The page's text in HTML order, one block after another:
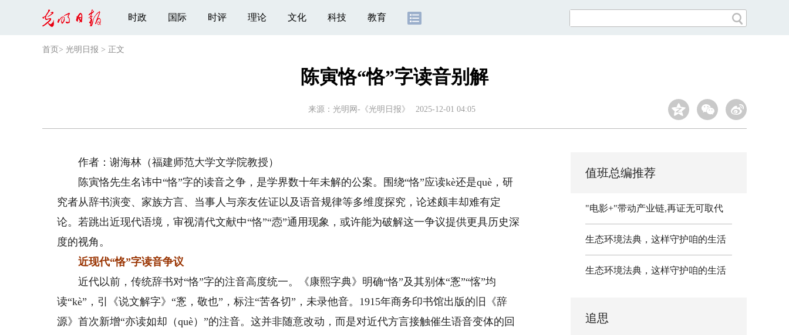
时政 国际 时评 理论 文化 科技 教育
首页 > 光明日报 > 正文
陈寅恪“恪”字读音别解
来源： 光明网-《光明日报》 2025-12-01 04:05
作者：谢海林（福建师范大学文学院教授）
陈寅恪先生名讳中“恪”字的读音之争，是学界数十年未解的公案。围绕“恪”应读kè还是què，研
究者从辞书演变、家族方言、当事人与亲友佐证以及语音规律等多维度探究，论述颇丰却难有定
论。若跳出近现代语境，审视清代文献中“恪”“悫”通用现象，或许能为破解这一争议提供更具历史深
度的视角。
近现代“恪”字读音争议
近代以前，传统辞书对“恪”字的注音高度统一。《康熙字典》明确“恪”及其别体“愙”“愘”均
读“kè”，引《说文解字》“愙，敬也”，标注“苦各切”，未录他音。1915年商务印书馆出版的旧《辞
源》首次新增“亦读如却（què）”的注音。这并非随意改动，而是对近代方言接触催生语音变体的回
值班总编推荐
"电影+"带动产业链,再证无可取代
生态环境法典，这样守护咱的生活
生态环境法典，这样守护咱的生活
追思